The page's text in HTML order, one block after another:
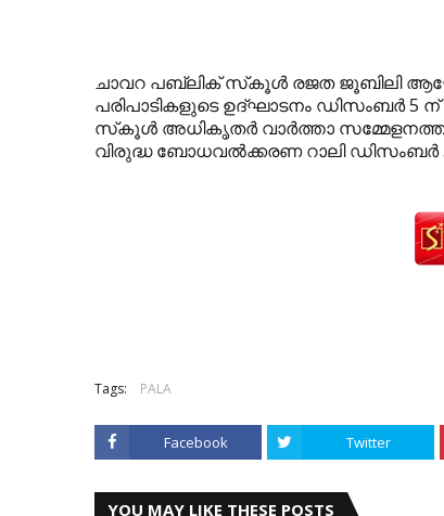
ചാവറ പബ്ലിക് സ്‌കൂള്‍ രജത ജൂബിലി
പരിപാടികളുടെ ഉദ്ഘാടനം ഡിസംബര്‍ 5
സ്‌കൂള്‍ അധികൃതര്‍ വാര്‍ത്താ
വിരുദ്ധ ബോധവല്‍ക്കരണ റാലി ഡിസംബര്‍
Tags: PALA
Facebook Twitter
YOU MAY LIKE THESE POSTS